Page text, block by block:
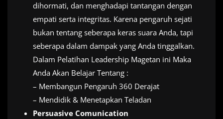
dihormati, dan menghadapi tantangan dengan
empati serta integritas. Karena pengaruh sejati
bukan tentang seberapa keras suara Anda, tapi
seberapa dalam dampak yang Anda tinggalkan.
Dalam Pelatihan Leadership Magetan ini Maka
Anda Akan Belajar Tentang :
– Membangun Pengaruh 360 Derajat
– Mendidik & Menetapkan Teladan
Persuasive Comunication